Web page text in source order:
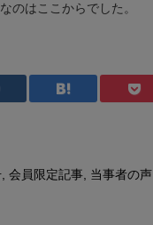
のはここからでした。
, 会員限定記事, 当事者の声